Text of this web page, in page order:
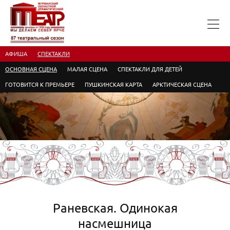
АФИША СПЕКТАКЛИ
ОСНОВНАЯ СЦЕНА МАЛАЯ СЦЕНА СПЕКТАКЛИ ДЛЯ ДЕТЕЙ
ГОТОВИТСЯ К ПРЕМЬЕРЕ ПУШКИНСКАЯ КАРТА АРКТИЧЕСКАЯ СЦЕНА
Раневская. Одинокая
насмешница